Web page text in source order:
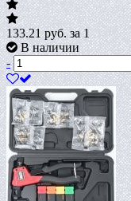
133.21руб.за 1
В наличии
-